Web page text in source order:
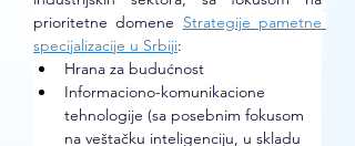
prioritetne domene Strategije pametne
specijalizacije u Srbiji:
Hrana za budućnost
Informaciono-komunikacione
tehnologije (sa posebnim fokusom
na veštačku inteligenciju, u skladu